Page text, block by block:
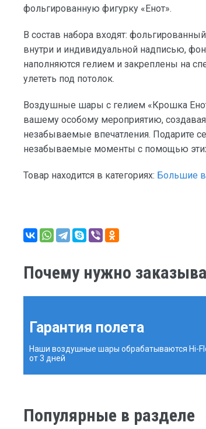
фольгированную фигурку «Енот».
В состав набора входят:
внутри и индивидуальной надписью,
наполняются гелием и закреплены на
улететь под потолок.
Воздушные шары с гелием «Крошка
вашему особому мероприятию,
незабываемые впечатления. Подарите
незабываемые моменты с помощью
Товар находится в категориях: Большие
Почему нужно
Гарантия полета
Наши воздушные шары обрабатываются Hi-
от 3 дней
Популярные в разделе